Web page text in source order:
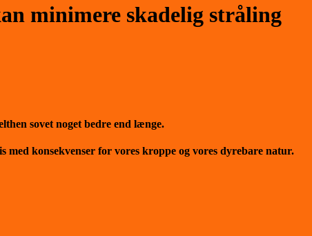
minimere skadelig stråling
sovet noget bedre end længe.
med konsekvenser for vores kroppe og vores dyrebare natur.